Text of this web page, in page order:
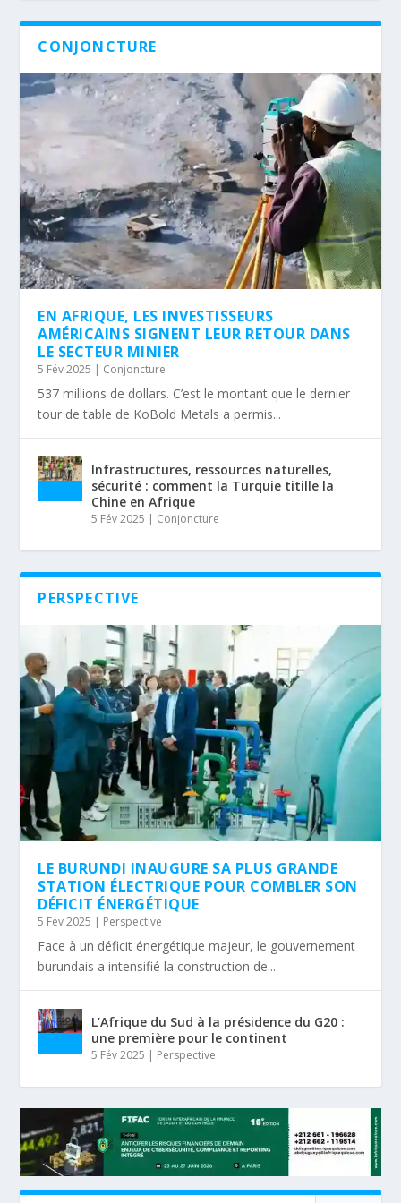
CONJONCTURE
EN AFRIQUE, LES INVESTISSEURS
AMÉRICAINS SIGNENT LEUR RETOUR DANS
LE SECTEUR MINIER
5 Fév 2025 Conjoncture
537 millions de dollars. C’est le montant que le dernier
tour de table de KoBold Metals a permis...
Infrastructures, ressources naturelles,
sécurité : comment la Turquie titille la
Chine en Afrique
5 Fév 2025 Conjoncture
PERSPECTIVE
LE BURUNDI INAUGURE SA PLUS GRANDE
STATION ÉLECTRIQUE POUR COMBLER SON
DÉFICIT ÉNERGÉTIQUE
5 Fév 2025 | Perspective
Face à un déficit énergétique majeur, le gouvernement
burundais a intensifié la construction de...
L’Afrique du Sud à la présidence du G20 :
une première pour le continent
5 Fév 2025 | Perspective